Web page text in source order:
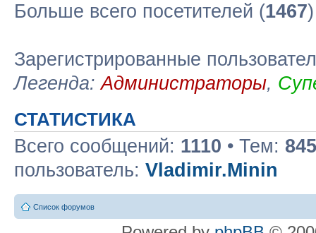
Больше всего посетителей (1467
Зарегистрированные
Легенда:Администраторы,
СТАТИСТИКА
Всего сообщений: 1110 • Тем: 845
пользователь: Vladimir.Minin
Список форумов